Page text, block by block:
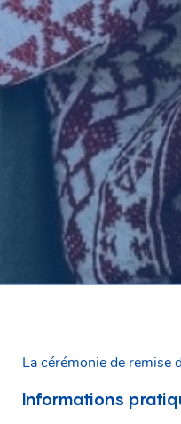
La cérémonie de remise
Informations